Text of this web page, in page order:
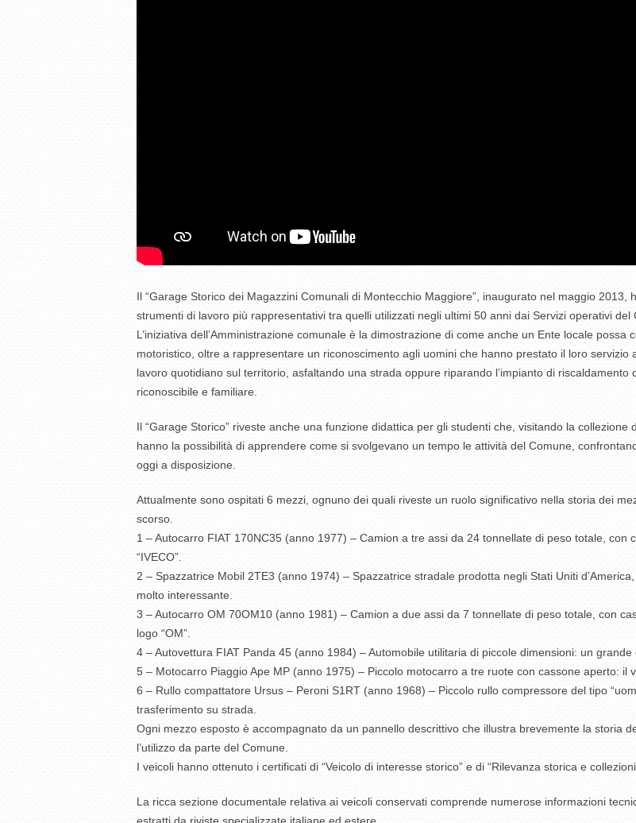
Il “Garage Storico dei Magazzini Comunali di Montecchio Maggiore”, inaugurato nel maggio 2013,
strumenti di lavoro più rappresentativi tra quelli utilizzati negli ultimi 50 anni dai Servizi operativi del
L’iniziativa dell’Amministrazione comunale è la dimostrazione di come anche un Ente locale
motoristico, oltre a rappresentare un riconoscimento agli uomini che hanno prestato il loro
lavoro quotidiano sul territorio, asfaltando una strada oppure riparando l’impianto di
riconoscibile e familiare.
Il “Garage Storico” riveste anche una funzione didattica per gli studenti che, visitando la
hanno la possibilità di apprendere come si svolgevano un tempo le attività del Comune,
oggi a disposizione.
Attualmente sono ospitati 6 mezzi, ognuno dei quali riveste un ruolo significativo nella storia dei
scorso.
1 – Autocarro FIAT 170NC35 (anno 1977) – Camion a tre assi da 24 tonnellate di peso totale,
“IVECO”.
2 – Spazzatrice Mobil 2TE3 (anno 1974) – Spazzatrice stradale prodotta negli Stati Uniti
molto interessante.
3 – Autocarro OM 70OM10 (anno 1981) – Camion a due assi da 7 tonnellate di peso totale, con
logo “OM”.
4 – Autovettura FIAT Panda 45 (anno 1984) – Automobile utilitaria di piccole dimensioni: un
5 – Motocarro Piaggio Ape MP (anno 1975) – Piccolo motocarro a tre ruote con cassone aperto: il
6 – Rullo compattatore Ursus – Peroni S1RT (anno 1968) – Piccolo rullo compressore del tipo
trasferimento su strada.
Ogni mezzo esposto è accompagnato da un pannello descrittivo che illustra brevemente la storia
l’utilizzo da parte del Comune.
I veicoli hanno ottenuto i certificati di “Veicolo di interesse storico” e di “Rilevanza storica e
La ricca sezione documentale relativa ai veicoli conservati comprende numerose informazioni